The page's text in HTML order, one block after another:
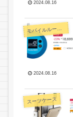
2024.08.16
モ
バイルルーター
2024.08.16
スーツケース